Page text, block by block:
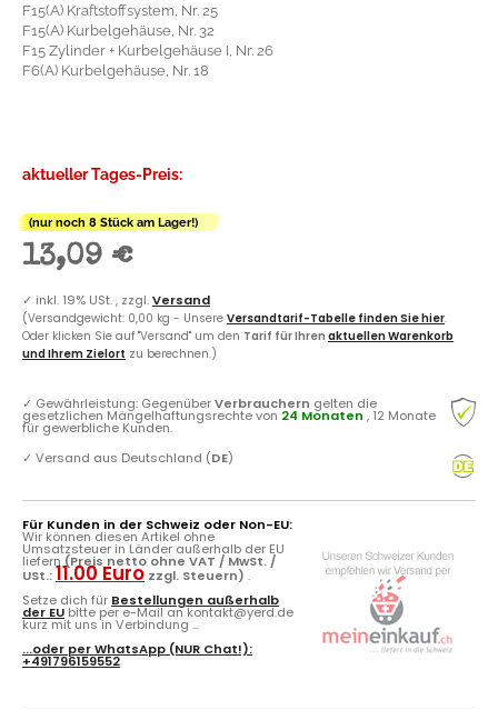
F15(A) Kraftstoffsystem, Nr. 25
F15(A) Kurbelgehäuse, Nr. 32
F15 Zylinder + Kurbelgehäuse I, Nr. 26
F6(A) Kurbelgehäuse, Nr. 18
aktueller Tages-Preis:
(nur noch 8 Stück am Lager!)
13,09 €
✓ inkl. 19% USt. , zzgl.Versand
(Versandgewicht: 0,00 kg - Unsere Versandtarif-Tabelle finden Sie hier.
Oder klicken Sie auf "Versand" um den Tarif für Ihren aktuellen Warenkorb
und Ihrem Zielort zu berechnen.)
✓ Gewährleistung: GegenüberVerbrauchern gelten die
gesetzlichen Mängelhaftungsrechte von 24 Monaten , 12 Monate
für gewerbliche Kunden.
✓ Versand aus Deutschland (DE)
Für Kunden in der Schweiz oder Non-EU:
Wir können diesen Artikel ohne
Umsatzsteuer in Länder außerhalb der EU
liefern (Preis netto ohne VAT / MwSt. /
USt.:11.00 Euro zzgl. Steuern) .
Setze dich für Bestellungen außerhalb
der EU bitte per e-Mail an kontakt@yerd.de
kurz mit uns in Verbindung ...
...oder perWhatsApp (NUR Chat!):
+491796159552